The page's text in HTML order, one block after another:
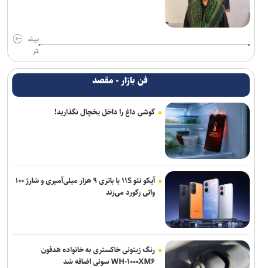
بیش
تر
فن بازار - مقصد
گوشی داغ را داخل یخچال نگذارید!
آیکو نئو ۱۱S با باتری ۹ هزار میلی‌آمپری و شارژ ۱۰۰
واتی رکورد می‌زند
رنگ زیتونی خاکستری به خانواده هدفون
WH-۱۰۰۰XM۶ سونی اضافه شد